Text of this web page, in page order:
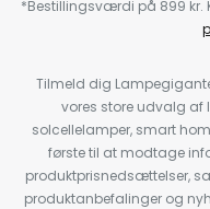
*Bestillingsværdi på 899 kr.
Tilmeld dig
vores store udvalg af
solcellelamper, smart
første til at modtage
produktprisnedsættelser,
produktanbefalinger og